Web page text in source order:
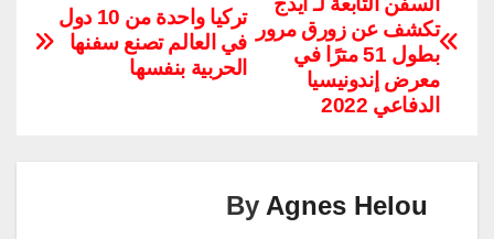
e
b
o
o
s
A
p
p
er
e
st
gr
a
m
e
dI
n
y
Li
تركيا واحدة من 10 دول
في العالم تصنع سفنها
الحربية بنفسها
تكشف عن زورق مرور
بطول 51 مترًا في
معرض إندونيسيا
الدفاعي 2022
By Agnes Helou